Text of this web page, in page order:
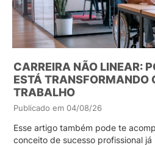
CARREIRA NÃO LINEAR:
ESTÁ TRANSFORMANDO
TRABALHO
Publicado em 04/08/26
Esse artigo também pode te
conceito de sucesso profissional